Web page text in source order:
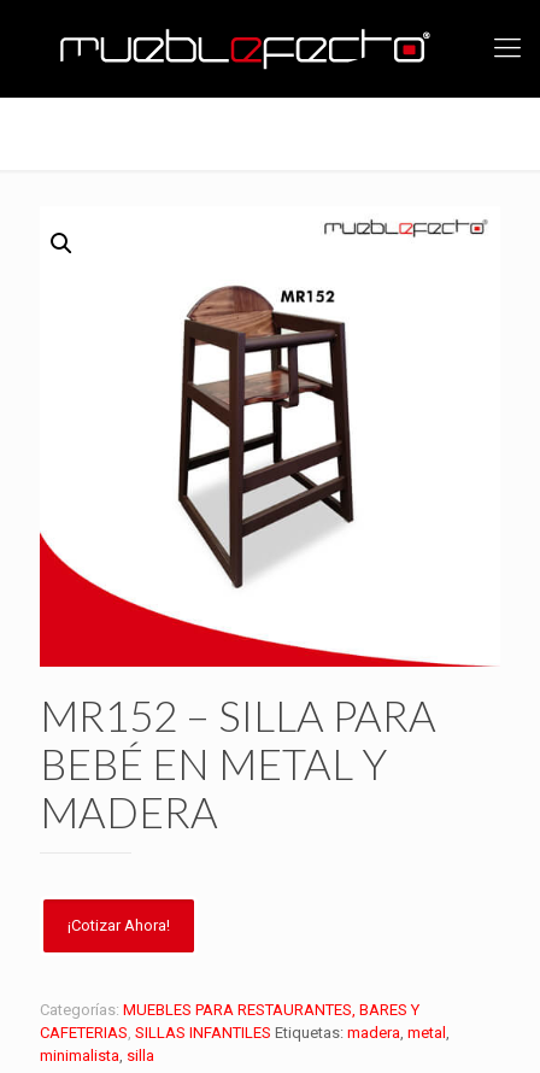
MR152 – SILLA PARA
BEBÉ EN METAL Y
MADERA
Categorías: MUEBLES PARA RESTAURANTES, BARES Y
CAFETERIAS, SILLAS INFANTILES Etiquetas: madera, metal ,
minimalista, silla